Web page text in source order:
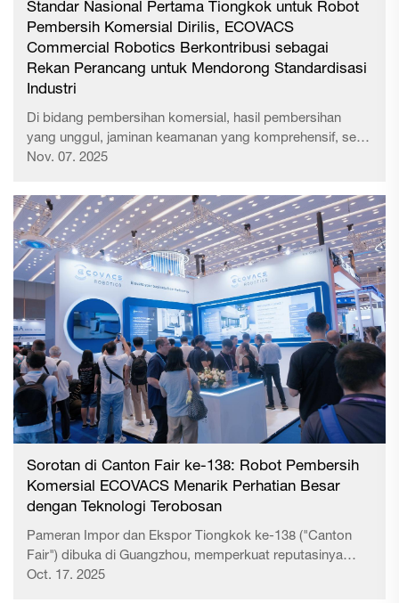
Standar Nasional Pertama Tiongkok untuk Robot
Pembersih Komersial Dirilis, ECOVACS
Commercial Robotics Berkontribusi sebagai
Rekan Perancang untuk Mendorong Standardisasi
Industri
Di bidang pembersihan komersial, hasil pembersihan
yang unggul, jaminan keamanan yang komprehensif, serta
pengalaman pengguna yang lebih baik merupakan nilai inti
mendorong standardisasi dan perkembangan berkualitas
tinggi dalam industri ini, EC...
Nov. 07. 2025
Sorotan di Canton Fair ke-138: Robot Pembersih
Komersial ECOVACS Menarik Perhatian Besar
dengan Teknologi Terobosan
Pameran Impor dan Ekspor Tiongkok ke-138 ("Canton
Fair") dibuka di Guangzhou, memperkuat reputasinya
sebagai acara perdagangan internasional utama
Oct. 17. 2025